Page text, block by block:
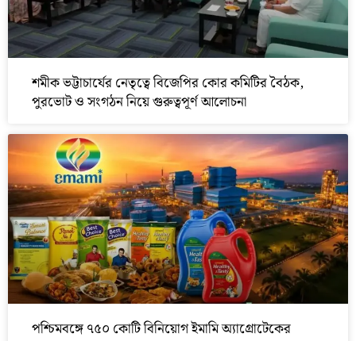
শমীক ভট্টাচার্যের নেতৃত্বে বিজেপির কোর কমিটির বৈঠক,
পুরভোট ও সংগঠন নিয়ে গুরুত্বপূর্ণ আলোচনা
পশ্চিমবঙ্গে ৭৫০ কোটি বিনিয়োগ ইমামি অ্যাগ্রোটেকের